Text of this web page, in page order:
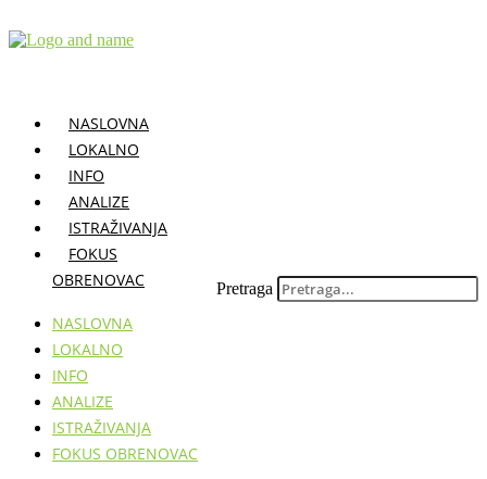
na
NASLOVNA
LOKALNO
INFO
ANALIZE
ISTRAŽIVANJA
FOKUS
OBRENOVAC
NASLOVNA
LOKALNO
INFO
ANALIZE
ISTRAŽIVANJA
FOKUS OBRENOVAC
Pretraga